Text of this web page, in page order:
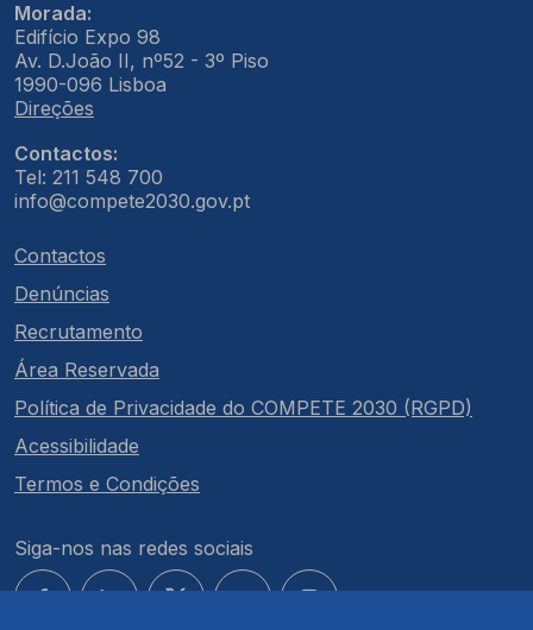
Morada:
Edifício Expo 98
Av. D.João II, nº52 - 3º Piso
1990-096 Lisboa
Direções
Contactos:
Tel: 211 548 700
info@compete2030.gov.pt
Contactos
Denúncias
Recrutamento
Área Reservada
Política de Privacidade do COMPETE 2030 (RGPD)
Acessibilidade
Termos e Condições
Siga-nos nas redes sociais